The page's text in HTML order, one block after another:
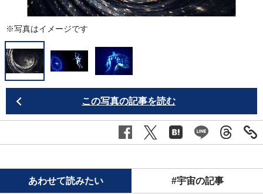
※写真はイメージです
この写真の記事を読む
あわせて読みたい #宇宙の記事